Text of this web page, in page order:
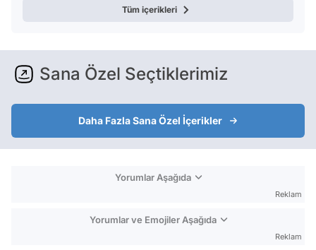
Tüm içerikleri
Sana Özel Seçtiklerimiz
Daha Fazla Sana Özel İçerikler
Yorumlar Aşağıda
Reklam
Yorumlar ve Emojiler Aşağıda
Reklam